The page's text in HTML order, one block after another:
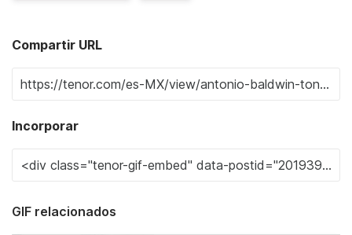
Compartir URL
Incorporar
GIF relacionados